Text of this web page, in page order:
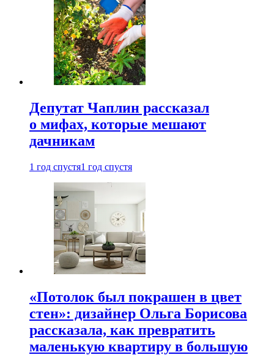
Депутат Чаплин рассказал
о мифах, которые мешают
дачникам
1 год спустя1 год спустя
«Потолок был покрашен в цвет
стен»: дизайнер Ольга Борисова
рассказала, как превратить
маленькую квартиру в большую